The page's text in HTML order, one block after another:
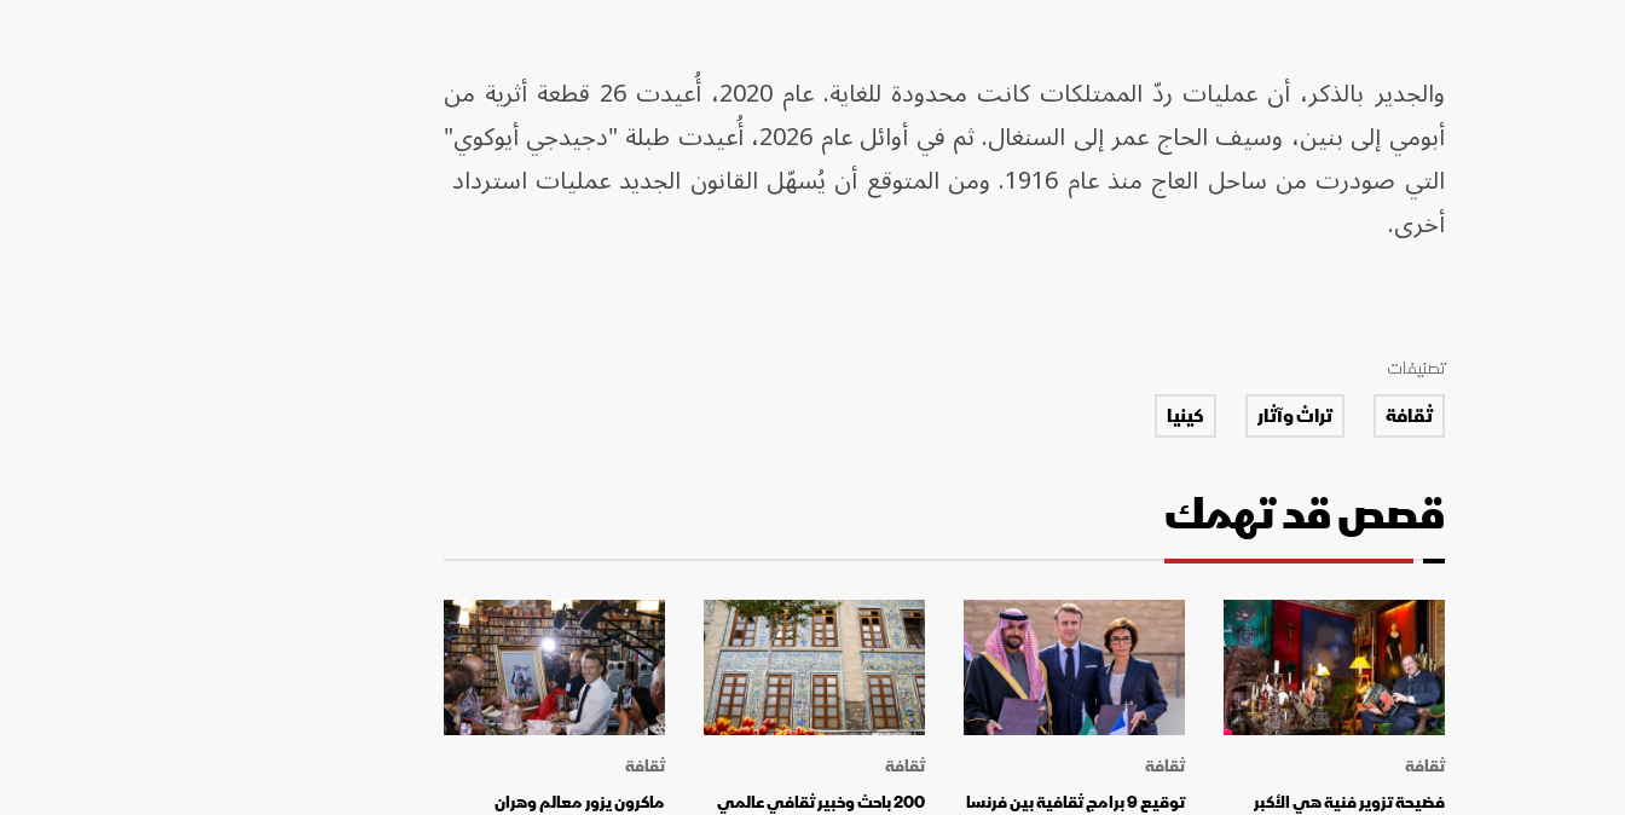
والجدير بالذكر، أن عمليات ردّ الممتلكات كانت محدودة للغاية. عام 2020، أُعيدت 26 قطعة أثرية من
أبومي إلى بنين، وسيف الحاج عمر إلى السنغال. ثم في أوائل عام 2026، أُعيدت طبلة "دجيدجي أيوكوي"
التي صودرت من ساحل العاج منذ عام 1916. ومن المتوقع أن يُسهّل القانون الجديد عمليات استرداد
أخرى.
تصنيفات
ثقافة تراث وآثار كينيا
قصص قد تهمك
ثقافة
فضيحة تزوير فنية هي الأكبر
ثقافة
توقيع 9 برامج ثقافية بين فرنسا
ثقافة
200 باحث وخبير ثقافي عالمي
ثقافة
ماكرون يزور معالم وهران